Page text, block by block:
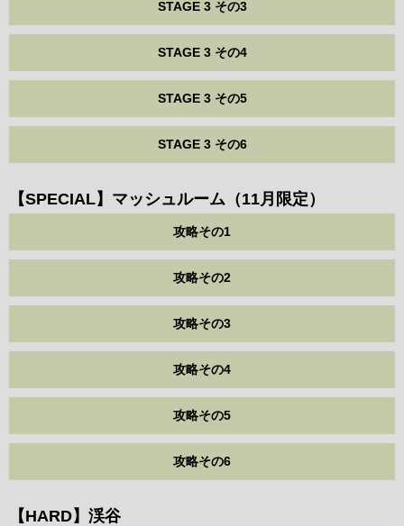
STAGE 3 その3
STAGE 3 その4
STAGE 3 その5
STAGE 3 その6
【SPECIAL】マッシュルーム（11月限定）
攻略その1
攻略その2
攻略その3
攻略その4
攻略その5
攻略その6
【HARD】渓谷